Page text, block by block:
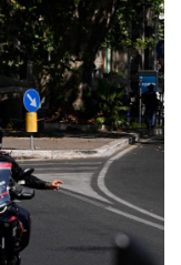
العالم
الصحافة الإسرائيلية
ثقافة وفنون
فصل من كتاب